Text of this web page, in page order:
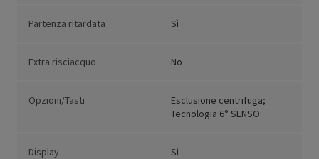
Partenza ritardata Sì
Extra risciacquo No
Opzioni/Tasti
Esclusione centrifuga;
Tecnologia 6° SENSO
Display Sì